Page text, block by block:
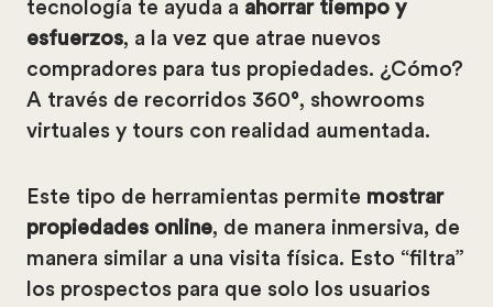
tecnología te ayuda a ahorrar tiempo y
esfuerzos, a la vez que atrae nuevos
compradores para tus propiedades. ¿Cómo?
A través de recorridos 360°, showrooms
virtuales y tours con realidad aumentada.
Este tipo de herramientas permite mostrar
propiedades online, de manera inmersiva, de
manera similar a una visita física. Esto “filtra”
los prospectos para que solo los usuarios